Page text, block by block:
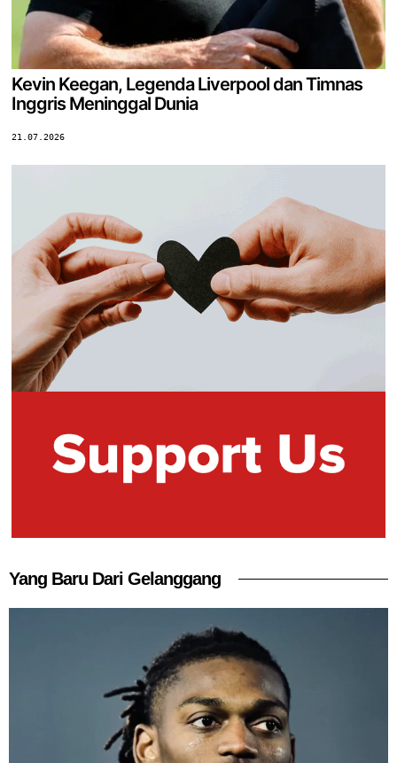
Kevin Keegan, Legenda Liverpool dan Timnas
Inggris Meninggal Dunia
21.07.2026
Yang Baru Dari Gelanggang